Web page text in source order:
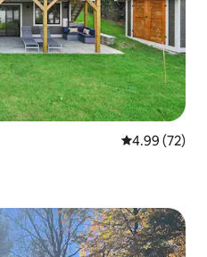
Calificación
4.99 (72)